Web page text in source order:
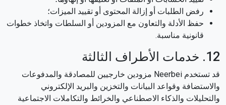
رفض الطلبات أو إزالة المحتوى أو تقييد الميزات؛
حفظ الأدلة والتعاون مع المزودين أو السلطات واتخاذ خطوات
قانونية مناسبة.
12. خدمات الأطراف الثالثة
قد تستخدم Neerbei مزودين خارجيين للمصادقة والمدفوعات
والاستضافة وقواعد البيانات والتخزين والبريد الإلكتروني
والتحليلات والذكاء الاصطناعي والخرائط والتكاملات الاجتماعية